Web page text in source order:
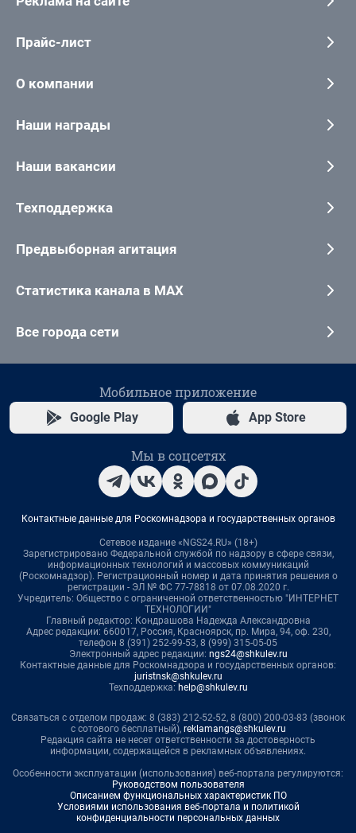
Прайс-лист
О компании
Наши награды
Наши вакансии
Техподдержка
Предвыборная агитация
Статистика канала в MAX
Все города сети
Мобильное приложение
Google Play App Store
Мы в соцсетях
Контактные данные для Роскомнадзора и государственных органов
Сетевое издание «NGS24.RU» (18+)
Зарегистрировано Федеральной службой по надзору в сфере связи,
информационных технологий и массовых коммуникаций
(Роскомнадзор). Регистрационный номер и дата принятия решения о
регистрации - ЭЛ № ФС 77-78818 от 07.08.2020 г.
Учредитель: Общество с ограниченной ответственностью "ИНТЕРНЕТ
ТЕХНОЛОГИИ"
Главный редактор: Кондрашова Надежда Александровна
Адрес редакции: 660017, Россия, Красноярск, пр. Мира, 94, оф. 230,
телефон 8 (391) 252-99-53, 8 (999) 315-05-05
Электронный адрес редакции: ngs24@shkulev.ru
Контактные данные для Роскомнадзора и государственных органов:
juristnsk@shkulev.ru
Техподдержка: help@shkulev.ru
Связаться с отделом продаж: 8 (383) 212-52-52, 8 (800) 200-03-83 (звонок
с сотового бесплатный), reklamangs@shkulev.ru
Редакция сайта не несет ответственности за достоверность
информации, содержащейся в рекламных объявлениях.
Особенности эксплуатации (использования) веб-портала регулируются:
Руководством пользователя
Описанием функциональных характеристик ПО
Условиями использования веб-портала и политикой
конфиденциальности персональных данных